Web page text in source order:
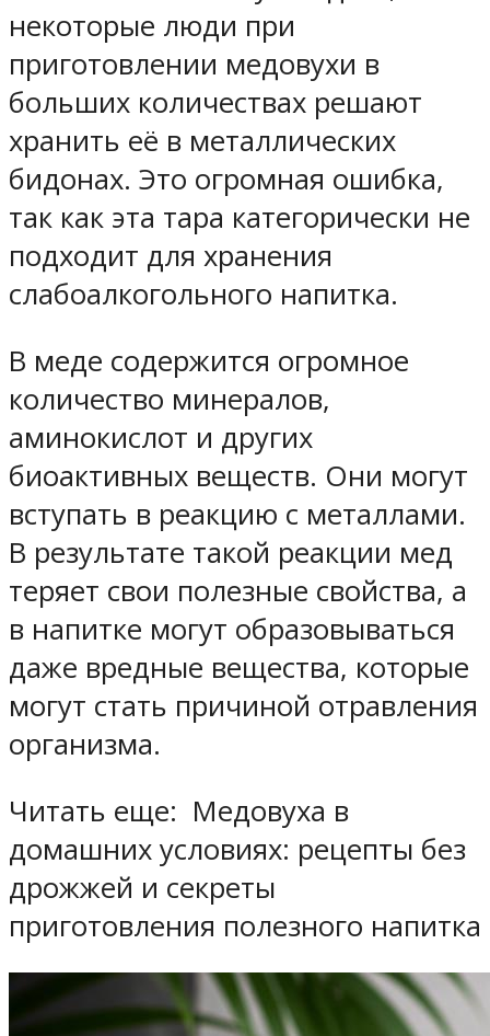
некоторые люди при
приготовлении медовухи в
больших количествах решают
хранить её в металлических
бидонах. Это огромная ошибка,
так как эта тара категорически не
подходит для хранения
слабоалкогольного напитка.
В меде содержится огромное
количество минералов,
аминокислот и других
биоактивных веществ. Они могут
вступать в реакцию с металлами.
В результате такой реакции мед
теряет свои полезные свойства, а
в напитке могут образовываться
даже вредные вещества, которые
могут стать причиной отравления
организма.
Читать еще: Медовуха в
домашних условиях: рецепты без
дрожжей и секреты
приготовления полезного напитка